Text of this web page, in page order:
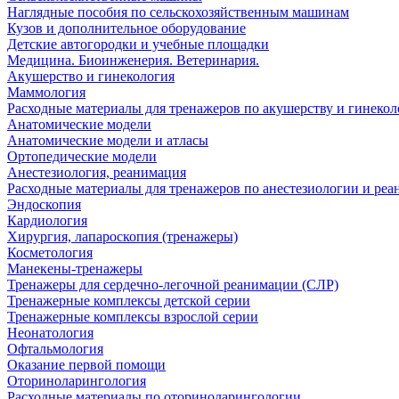
Наглядные пособия по сельскохозяйственным машинам
Кузов и дополнительное оборудование
Детские автогородки и учебные площадки
Медицина. Биоинженерия. Ветеринария.
Акушерство и гинекология
Маммология
Расходные материалы для тренажеров по акушерству и
Анатомические модели
Анатомические модели и атласы
Ортопедические модели
Анестезиология, реанимация
Расходные материалы для тренажеров по анестезиологии и
Эндоскопия
Кардиология
Хирургия, лапароскопия (тренажеры)
Косметология
Манекены-тренажеры
Тренажеры для сердечно-легочной реанимации (СЛР)
Тренажерные комплексы детской серии
Тренажерные комплексы взрослой серии
Неонатология
Офтальмология
Оказание первой помощи
Оториноларингология